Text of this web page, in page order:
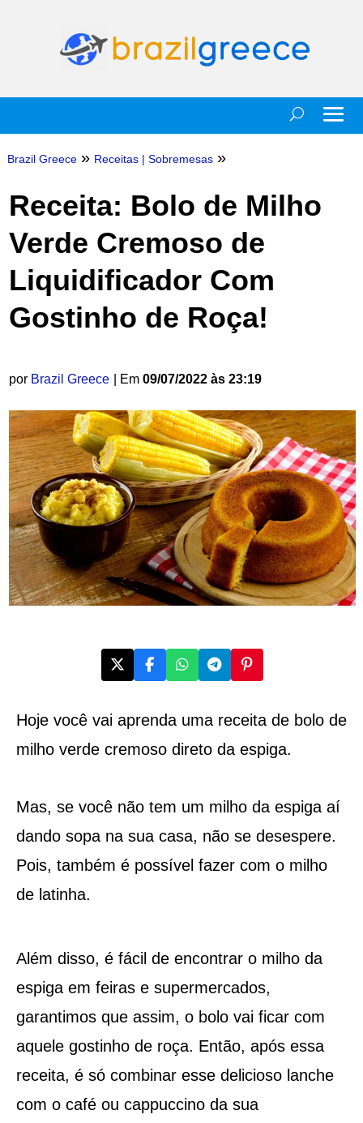
Brazil Greece » Receitas| Sobremesas »
Receita: Bolo de Milho
Verde Cremoso de
Liquidificador Com
Gostinho de Roça!
por Brazil Greece | Em 09/07/2022 às 23:19
Hoje você vai aprenda uma receita de bolo de
milho verde cremoso direto da espiga.
Mas, se você não tem um milho da espiga aí
dando sopa na sua casa, não se desespere.
Pois, também é possível fazer com o milho
de latinha.
Além disso, é fácil de encontrar o milho da
espiga em feiras e supermercados,
garantimos que assim, o bolo vai ficar com
aquele gostinho de roça. Então, após essa
receita, é só combinar esse delicioso lanche
com o café ou cappuccino da sua